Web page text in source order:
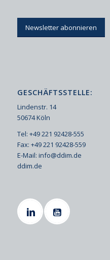
Newsletter abonnieren
GESCHÄFTSSTELLE:
Lindenstr. 14
50674 Köln
Tel: +49 221 92428-555
Fax: +49 221 92428-559
E-Mail: info@ddim.de
ddim.de